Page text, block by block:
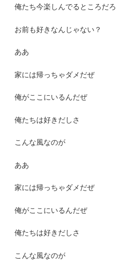
俺たち今楽しんでるところだろ
お前も好きなんじゃない？
ああ
家には帰っちゃダメだぜ
俺がここにいるんだぜ
俺たちは好きだしさ
こんな風なのが
ああ
家には帰っちゃダメだぜ
俺がここにいるんだぜ
俺たちは好きだしさ
こんな風なのが